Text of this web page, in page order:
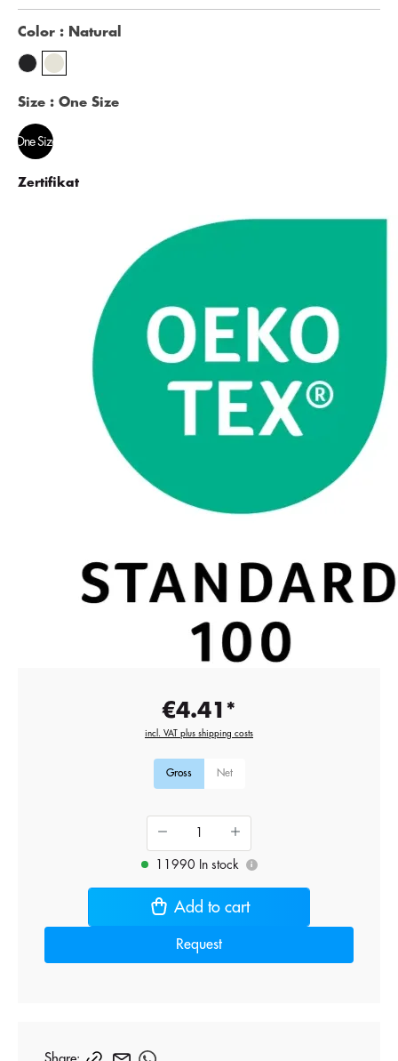
Color : Natural
Size : One Size
One Size
Zertifikat
€4.41*
incl. VAT plus shipping costs
Gross Net
11990 In stock i
Add to cart
Request